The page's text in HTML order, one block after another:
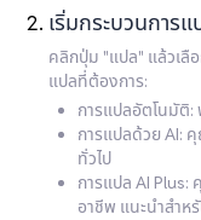
เริ่มกระบวนการแ
คลิกปุ่ม "แปล" แล้วเลื
แปลที่ต้องการ:
การแปลอัตโนมัติ
การแปลด้วย AI:
ทั่วไป
การแปล AI Plus:
อาชีพ แนะนำสำ